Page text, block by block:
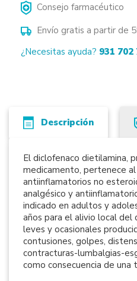
Consejo farmacéutico
Envío gratis a partir de
¿Necesitas ayuda? 931 702
Descripción
El diclofenaco dietilamina,
medicamento, pertenece
antiinflamatorios no
analgésico y
indicado en adultos y
años para el alivio local del
leves y ocasionales
contusiones, golpes,
contracturas-lumbalgias-
como consecuencia de una